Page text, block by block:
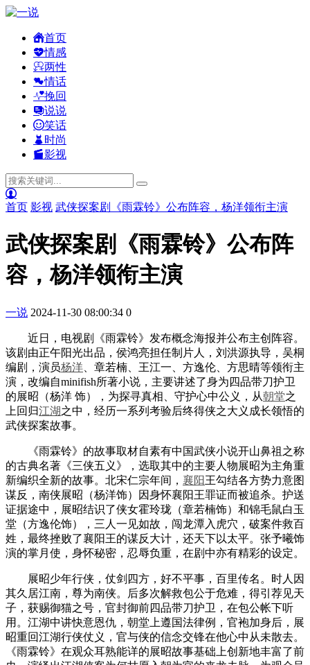
首页
情感
两性
情话
挽回
说说
笑话
时尚
影视
首页 影视 武侠探案剧《雨霖铃》公布阵容，杨洋领衔主演
武侠探案剧《雨霖铃》公布阵
容，杨洋领衔主演
一说 2024-11-30 08:00:34 0
近日，电视剧《雨霖铃》发布概念海报并公布主创阵容。
该剧由正午阳光出品，侯鸿亮担任制片人，刘洪源执导，吴桐
编剧，演员杨洋 、章若楠、王江一、方逸伦、方思晴等领衔主
演，改编自minifish所著小说，主要讲述了身为四品带刀护卫
的展昭（杨洋 饰），为探寻真相、守护心中公义，从朝堂之
上回归江湖之中，经历一系列考验后终得侠之大义成长领悟的
武侠探案故事。
《雨霖铃》的故事取材自素有中国武侠小说开山鼻祖之称
的古典名著《三侠五义》，选取其中的主要人物展昭为主角重
新编织全新的故事。北宋仁宗年间， 襄阳 王勾结各方势力意图
谋反，南侠展昭（杨洋饰）因身怀襄阳王罪证而被追杀。护送
证据途中，展昭结识了侠女霍玲珑（章若楠饰）和锦毛鼠白玉
堂（方逸伦饰），三人一见如故，闯龙潭入虎穴，破案件救百
姓，最终挫败了襄阳王的谋反大计，还天下以太平。张予曦饰
演的掌月使，身怀秘密，忍辱负重，在剧中亦有精彩的设定。
展昭少年行侠，仗剑四方，好不平事，百里传名。时人因
其久居江南，尊为南侠。后多次解救包公于危难，得引荐见天
子，获赐御猫之号，官封御前四品带刀护卫，在包公帐下听
用。江湖中讲快意恩仇，朝堂上遵国法律例，官袍加身后，展
昭重回江湖行侠仗义，官与侠的信念交锋在他心中从未散去。
《雨霖铃》在观众耳熟能详的展昭故事基础上创新地丰富了前